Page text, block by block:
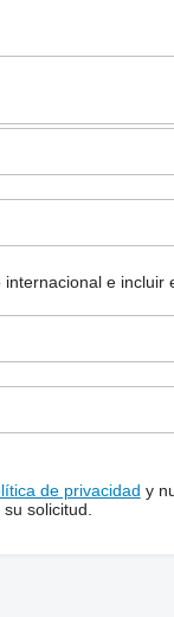
e incluir
de privacidad y
solicitud.